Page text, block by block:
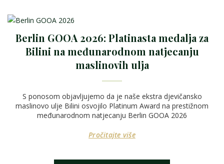
Berlin GOOA 2026: Platinasta medalja za
Bilini na međunarodnom natjecanju
maslinovih ulja
S ponosom objavljujemo da je naše ekstra djevičansko
maslinovo ulje Bilini osvojilo Platinum Award na prestižnom
međunarodnom natjecanju Berlin GOOA 2026
Pročitajte više